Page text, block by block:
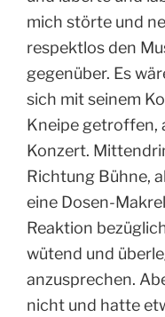
mich störte und
respektlos den
gegenüber. Es
sich mit seinem
Kneipe getroffen,
Konzert.
Richtung Bühne,
eine Dosen-
Reaktion
wütend und
anzusprechen.
nicht und hatte